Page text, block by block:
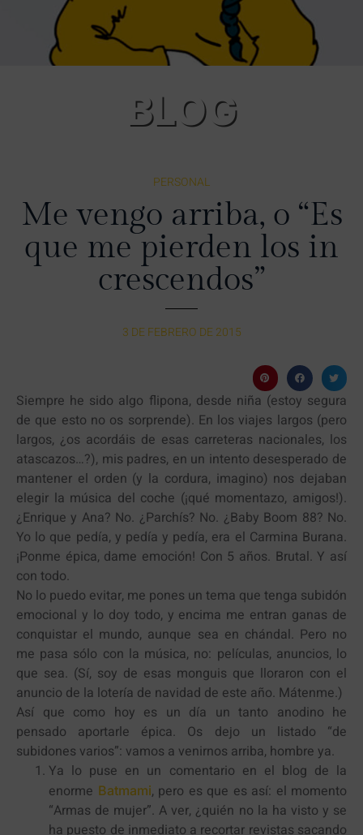
BLOG
PERSONAL
Me vengo arriba, o “Es
que me pierden los in
crescendos”
3 DE FEBRERO DE 2015
Siempre he sido algo flipona, desde niña (estoy segura
de que esto no os sorprende). En los viajes largos (pero
largos, ¿os acordáis de esas carreteras nacionales, los
atascazos…?), mis padres, en un intento desesperado de
mantener el orden (y la cordura, imagino) nos dejaban
elegir la música del coche (¡qué momentazo, amigos!).
¿Enrique y Ana? No. ¿Parchís? No. ¿Baby Boom 88? No.
Yo lo que pedía, y pedía y pedía, era el Carmina Burana.
¡Ponme épica, dame emoción! Con 5 años. Brutal. Y así
con todo.
No lo puedo evitar, me pones un tema que tenga subidón
emocional y lo doy todo, y encima me entran ganas de
conquistar el mundo, aunque sea en chándal. Pero no
me pasa sólo con la música, no: películas, anuncios, lo
que sea. (Sí, soy de esas monguis que lloraron con el
anuncio de la lotería de navidad de este año. Mátenme.)
Así que como hoy es un día un tanto anodino he
pensado aportarle épica. Os dejo un listado “de
subidones varios”: vamos a venirnos arriba, hombre ya.
Ya lo puse en un comentario en el blog de la
enorme Batmami, pero es que es así: el momento
“Armas de mujer”. A ver, ¿quién no la ha visto y se
ha puesto de inmediato a recortar revistas sacando